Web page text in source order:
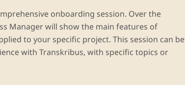
onboarding session. Over the
Manager will show the main features of
to your specific project. This session can be
with Transkribus, with specific topics or